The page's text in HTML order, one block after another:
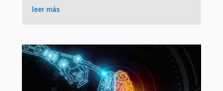
leer más